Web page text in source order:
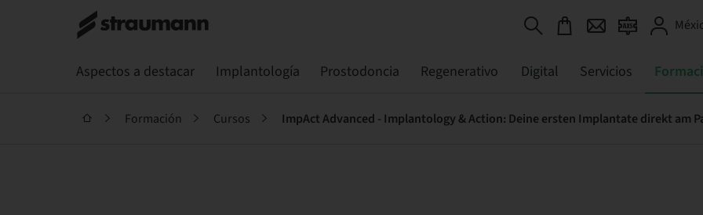
Aspectos a destacar Implantología Prostodoncia Regenerativo Digital Servicios
Formación Cursos ImpAct Advanced - Implantology & Action: Deine ersten Implantate direkt am